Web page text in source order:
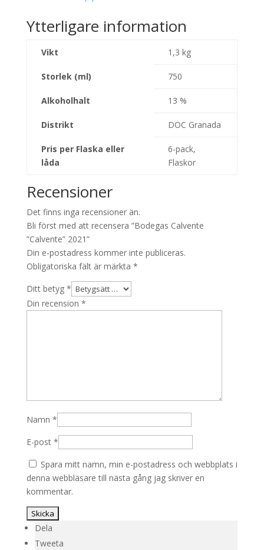
Ytterligare information
Vikt 1,3 kg
Storlek (ml) 750
Alkoholhalt 13 %
Distrikt DOC Granada
Pris per Flaska eller
låda
6-pack,
Flaskor
Recensioner
Det finns inga recensioner än.
Bli först med att recensera ”Bodegas Calvente
”Calvente” 2021”
Din e-postadress kommer inte publiceras.
Obligatoriska fält är märkta *
Ditt betyg *
Din recension *
Namn *
E-post *
Spara mitt namn, min e-postadress och webbplats i
denna webbläsare till nästa gång jag skriver en
kommentar.
Dela
Tweeta